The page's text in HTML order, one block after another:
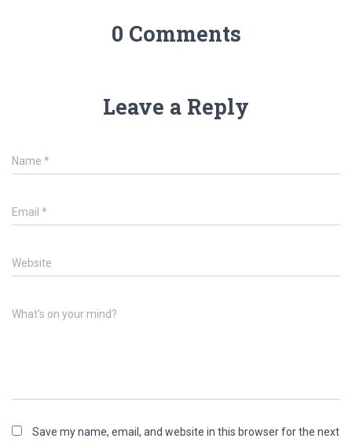
0 Comments
Leave a Reply
Name *
Email *
Website
What's on your mind?
Save my name, email, and website in this browser for the next